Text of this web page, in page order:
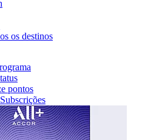
os destinos
pontos